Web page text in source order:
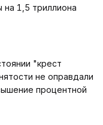
1,5 триллиона
"крест
не оправдали
процентной